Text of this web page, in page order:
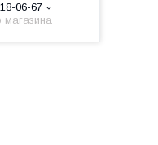
06-67
магазина